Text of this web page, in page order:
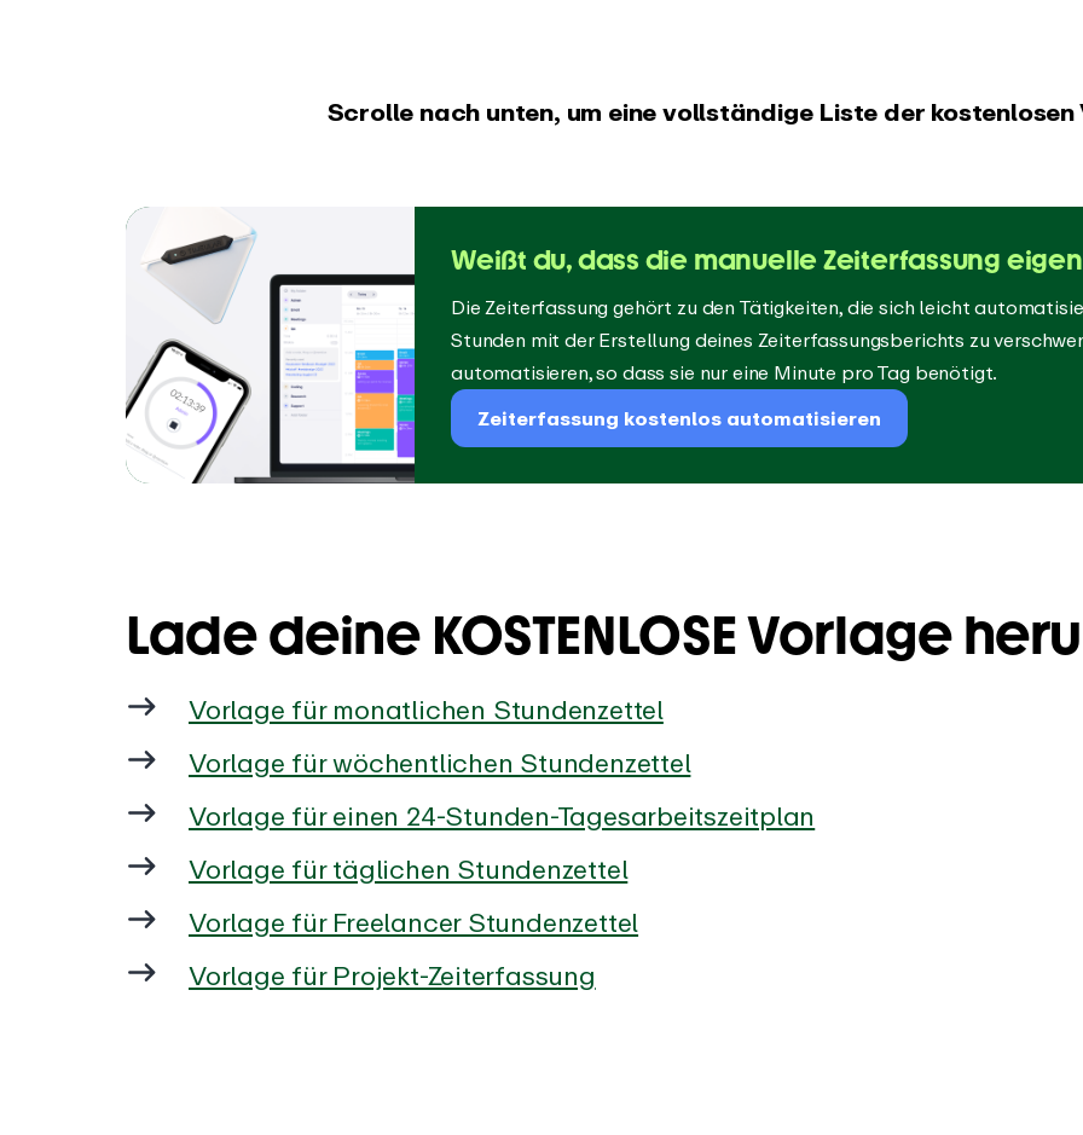
Scrolle nach unten, um eine vollständige Liste der kostenlosen
Weißt du, dass die manuelle Zeiterfassung
Die Zeiterfassung gehört zu den Tätigkeiten, die sich leicht
Stunden mit der Erstellung deines Zeiterfassungsberichts zu
automatisieren, so dass sie nur eine Minute pro Tag benötigt.
Zeiterfassung kostenlos automatisieren
Lade deine KOSTENLOSE Vorlage
Vorlage für monatlichen Stundenzettel
Vorlage für wöchentlichen Stundenzettel
Vorlage für einen 24-Stunden-Tagesarbeitszeitplan
Vorlage für täglichen Stundenzettel
Vorlage für Freelancer Stundenzettel
Vorlage für Projekt-Zeiterfassung